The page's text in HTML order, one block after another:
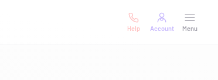
Help Account Menu